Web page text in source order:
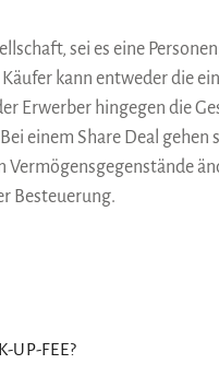
sei es eine
kann entweder die
Erwerber hingegen die
einem Share Deal
Besteuerung.
UP-FEE?